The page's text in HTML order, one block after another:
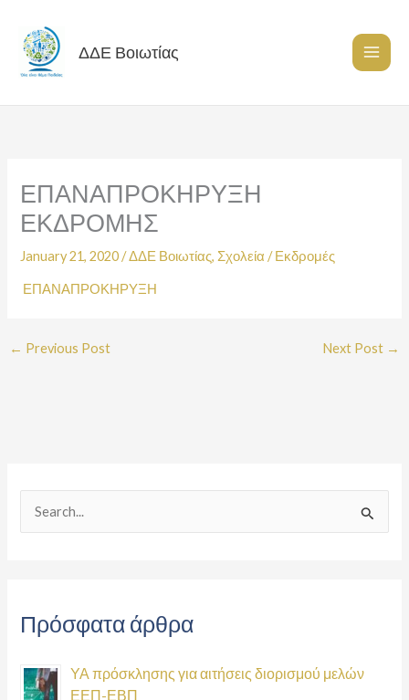
content
ΔΔΕ Βοιωτίας
ΕΠΑΝΑΠΡΟΚΗΡΥΞΗ
ΕΚΔΡΟΜΗΣ
January 21, 2020/ΔΔΕ Βοιωτίας, Σχολεία /Εκδρομές
ΕΠΑΝΑΠΡΟΚΗΡΥΞΗ
← Previous Post Next Post →
c
f
Πρόσφατα άρθρα
ΥΑ πρόσκλησης για αιτήσεις διορισμού μελών
ΕΕΠ-ΕΒΠ